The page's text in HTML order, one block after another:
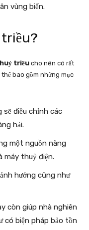
vùng biển.
triềucho nên có rất
bao gồm những mục
sẽ điều chỉnh các
hải.
một nguồn năng
máy thuỷ điện.
hưởng cũng như
còn giúp nhà nghiên
có biện pháp bảo tồn